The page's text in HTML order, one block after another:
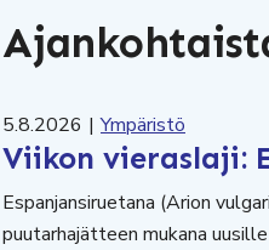
5.8.2026 | Ympäristö
Viikon vieraslaji:
Espanjansiruetana (Arion
puutarhajätteen mukana